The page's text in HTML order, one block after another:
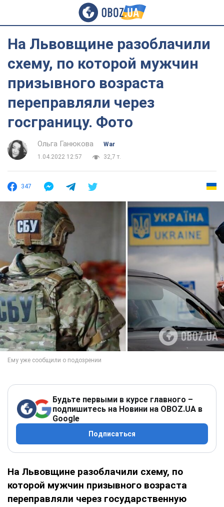
На Львовщине разоблачили
схему, по которой мужчин
призывного возраста
переправляли через
госграницу. Фото
Ольга Ганюкова
War
1.04.2022 12:57
32,7 т.
347
Будьте первыми в курсе главного –
подпишитесь на Новини на OBOZ.UA в
Google
Подписаться
На Львовщине разоблачили схему, по
которой мужчин призывного возраста
переправляли через государственную